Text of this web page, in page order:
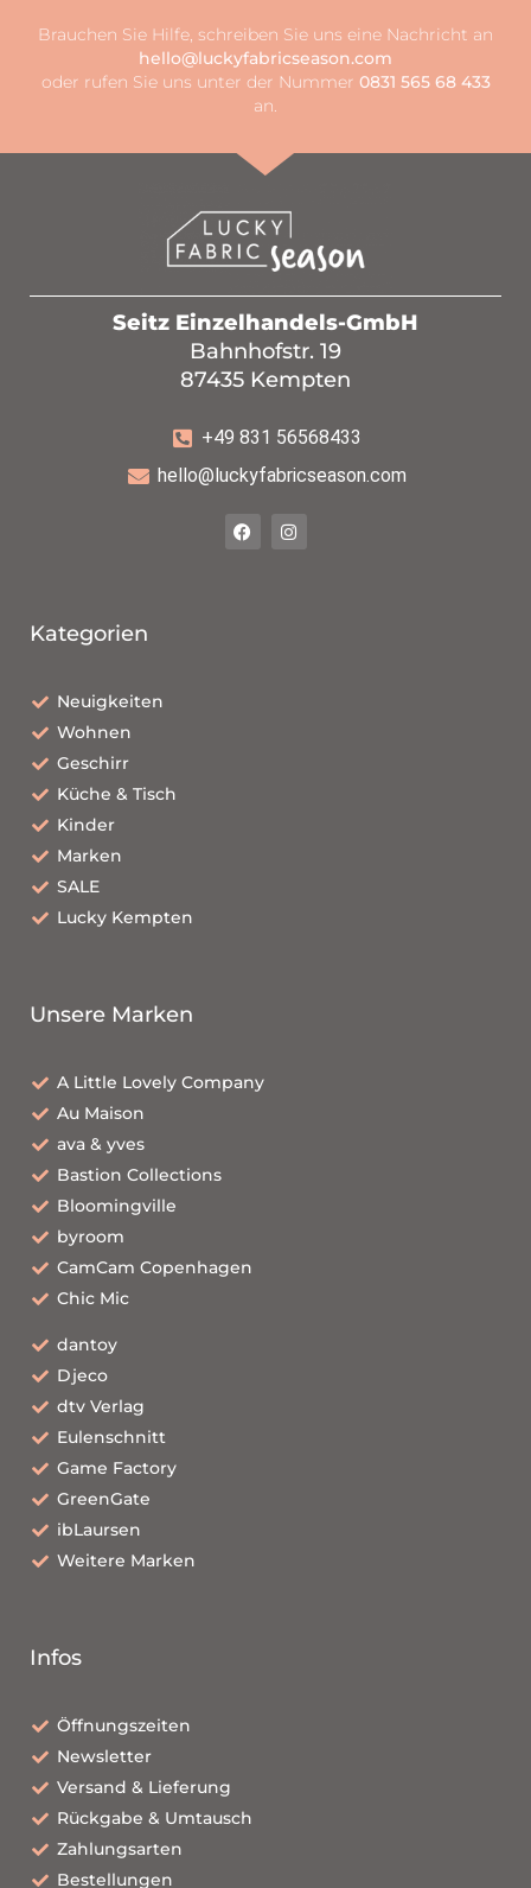
Brauchen Sie Hilfe, schreiben Sie uns eine Nachricht an
hello@luckyfabricseason.com
oder rufen Sie uns unter der Nummer 0831 565 68 433
an.
Seitz Einzelhandels-GmbH
Bahnhofstr. 19
87435 Kempten
+49 831 56568433
hello@luckyfabricseason.com
Kategorien
Neuigkeiten
Wohnen
Geschirr
Küche & Tisch
Kinder
Marken
SALE
Lucky Kempten
Unsere Marken
A Little Lovely Company
Au Maison
ava & yves
Bastion Collections
Bloomingville
byroom
CamCam Copenhagen
Chic Mic
dantoy
Djeco
dtv Verlag
Eulenschnitt
Game Factory
GreenGate
ibLaursen
Weitere Marken
Infos
Öffnungszeiten
Newsletter
Versand & Lieferung
Rückgabe & Umtausch
Zahlungsarten
Bestellungen